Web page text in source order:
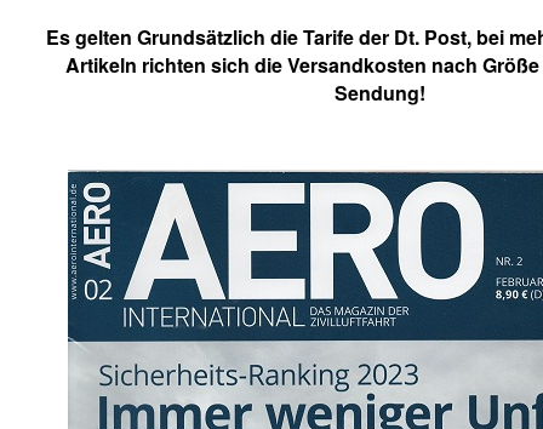
Es gelten Grundsätzlich die Tarife der Dt. Post, bei
Artikeln richten sich die Versandkosten nach
Sendung!